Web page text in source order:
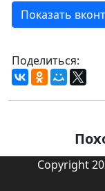
Показать
Поделиться:
Copyright